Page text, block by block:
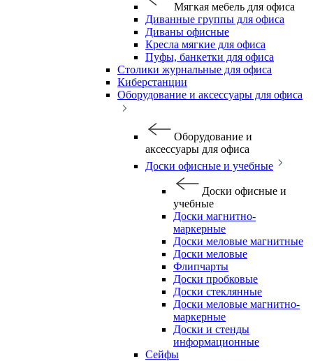
Мягкая мебель для офиса
Диванные группы для офиса
Диваны офисные
Кресла мягкие для офиса
Пуфы, банкетки для офиса
Столики журнальные для офиса
Киберстанции
Оборудование и аксессуары для офиса
Оборудование и
аксессуары для офиса
Доски офисные и учебные
Доски офисные и
учебные
Доски магнитно-
маркерные
Доски меловые магнитные
Доски меловые
Флипчарты
Доски пробковые
Доски стеклянные
Доски меловые магнитно-
маркерные
Доски и стенды
информационные
Сейфы